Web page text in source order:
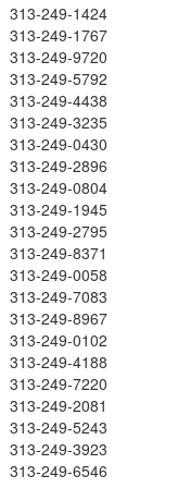
313-249-1424
313-249-1767
313-249-9720
313-249-5792
313-249-4438
313-249-3235
313-249-0430
313-249-2896
313-249-0804
313-249-1945
313-249-2795
313-249-8371
313-249-0058
313-249-7083
313-249-8967
313-249-0102
313-249-4188
313-249-7220
313-249-2081
313-249-5243
313-249-3923
313-249-6546